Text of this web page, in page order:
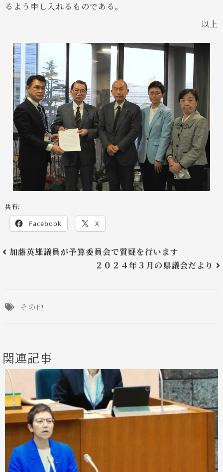
るよう申し入れるものである。
以上
共有:
Facebook X
加藤英雄議員が予算委員会で質疑を行います
２０２４年３月の県議会だより
その他
関連記事